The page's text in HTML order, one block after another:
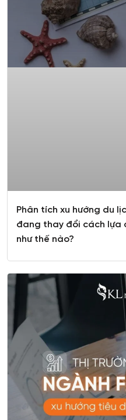
Phân tích xu hướng du
đang thay đổi cách lựa
như thế nào?